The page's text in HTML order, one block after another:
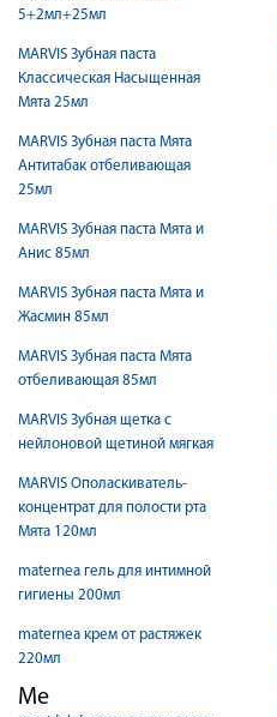
5+2мл+25мл
MARVIS Зубная паста
Классическая Насыщенная
Мята 25мл
MARVIS Зубная паста Мята
Антитабак отбеливающая
25мл
MARVIS Зубная паста Мята и
Анис 85мл
MARVIS Зубная паста Мята и
Жасмин 85мл
MARVIS Зубная паста Мята
отбеливающая 85мл
MARVIS Зубная щетка с
нейлоновой щетиной мягкая
MARVIS Ополаскиватель-
концентрат для полости рта
Мята 120мл
maternea гель для интимной
гигиены 200мл
maternea крем от растяжек
220мл
Me